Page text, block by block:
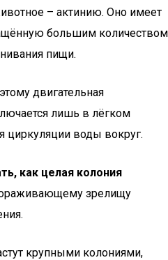
– актинию. Оно имеет
большим количеством
пищи.
двигательная
лишь в лёгком
циркуляции воды вокруг.
как целая колония
зрелищу
крупными колониями,